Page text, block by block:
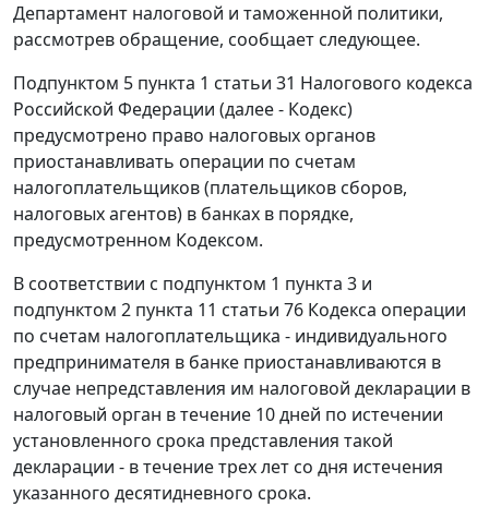
Департамент налоговой и таможенной политики,
рассмотрев обращение, сообщает следующее.
Подпунктом 5 пункта 1 статьи 31 Налогового кодекса
Российской Федерации (далее - Кодекс)
предусмотрено право налоговых органов
приостанавливать операции по счетам
налогоплательщиков (плательщиков сборов,
налоговых агентов) в банках в порядке,
предусмотренном Кодексом.
В соответствии с подпунктом 1 пункта 3 и
подпунктом 2 пункта 11 статьи 76 Кодекса операции
по счетам налогоплательщика - индивидуального
предпринимателя в банке приостанавливаются в
случае непредставления им налоговой декларации в
налоговый орган в течение 10 дней по истечении
установленного срока представления такой
декларации - в течение трех лет со дня истечения
указанного десятидневного срока.